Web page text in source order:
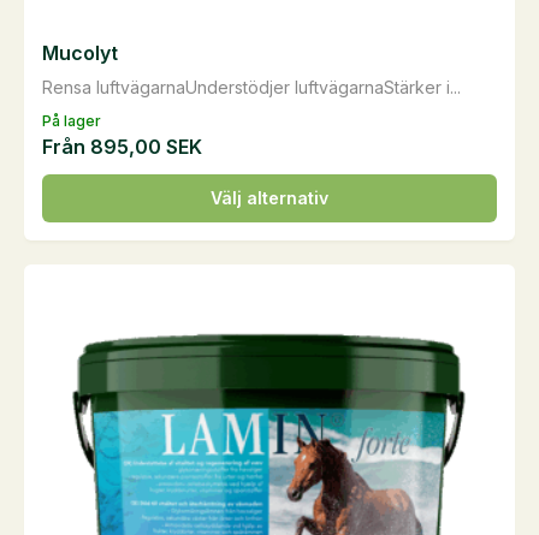
På lager
Rensa luftvägarnaUnderstödjer luftvägarnaStärker i...
Mucolyt
Från 895,00 SEK
Välj alternativ
Den
här
produkten
varianter.
olika
alternativen